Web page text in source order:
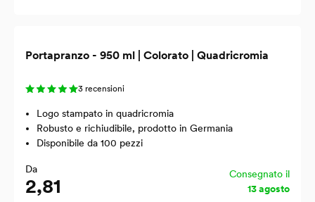
Portapranzo - 950 ml | Colorato | Quadricromia
3 recensioni
Logo stampato in quadricromia
Robusto e richiudibile, prodotto in Germania
Disponibile da 100 pezzi
Da
2,81
Consegnato il
13 agosto